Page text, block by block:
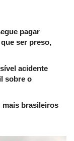
pagar
ser preso,
acidente
sobre o
mais brasileiros